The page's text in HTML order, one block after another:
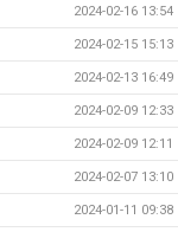
2024-02-16 13:54
2024-02-15 15:13
2024-02-13 16:49
2024-02-09 12:33
2024-02-09 12:11
2024-02-07 13:10
2024-01-11 09:38